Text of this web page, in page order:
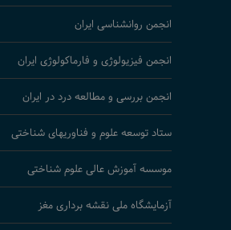
انجمن روانشناسی ایران
انجمن فیزیولوژی و فارماکولوژی ایران
انجمن بررسی و مطالعه درد در ایران
ستاد توسعه علوم و فناوریهای شناختی
موسسه آموزش عالی علوم شناختی
آزمایشگاه ملی نقشه برداری مغز